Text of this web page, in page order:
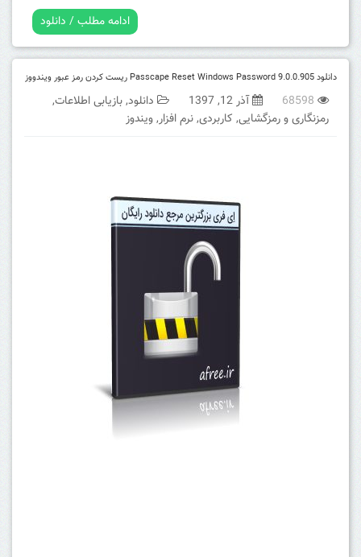
ادامه مطلب / دانلود
دانلود Passcape Reset Windows Password 9.0.0.905 ریست کردن رمز عبور ویندووز
68598 آذر 12, 1397 دانلود,بازیابی اطلاعات,
رمزنگاری و رمزگشایی, کاربردی,نرم افزار,ویندوز